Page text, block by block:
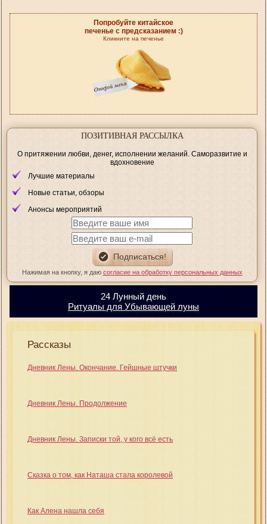
Попробуйте китайское
печенье с предсказанием :)
Кликните на печенье
ПОЗИТИВНАЯ РАССЫЛКА
О притяжении любви, денег, исполнении желаний. Саморазвитие и
вдохновение
Лучшие материалы
Новые статьи, обзоры
Анонсы мероприятий
Нажимая на кнопку, я даю согласие на обработку персональных данных
24 Лунный день
Ритуалы для Убывающей луны
Рассказы
Дневник Лены. Окончание. Гейшные штучки
Дневник Лены. Продолжение
Дневник Лены. Записки той, у кого всё есть
Сказка о том, как Наташа стала королевой
Как Алена нашла себя